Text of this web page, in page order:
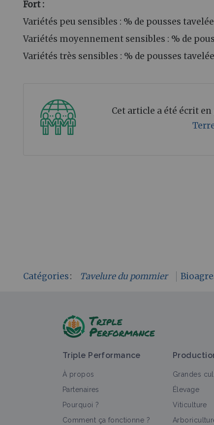
Fort :
Variétés peu sensibles : % de pousses
Variétés moyennement sensibles : % de
Variétés très sensibles : % de pousses
Cet article a été écrit
Catégories: Tavelure du pommier
Triple Performance
À propos
Partenaires
Pourquoi ?
Comment ça fonctionne ?
Grandes
Élevage
Viticulture